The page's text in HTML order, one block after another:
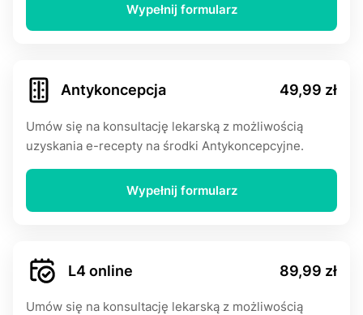
Wypełnij formularz
Αntуkоnсерсjа 49,99 zł
Umów się na konsultację lekarską z możliwością
uzyskania e-rесерty na środki Αntуkоnсерсyjne.
Wypełnij formularz
L4 online 89,99 zł
Umów się na konsultację lekarską z możliwością